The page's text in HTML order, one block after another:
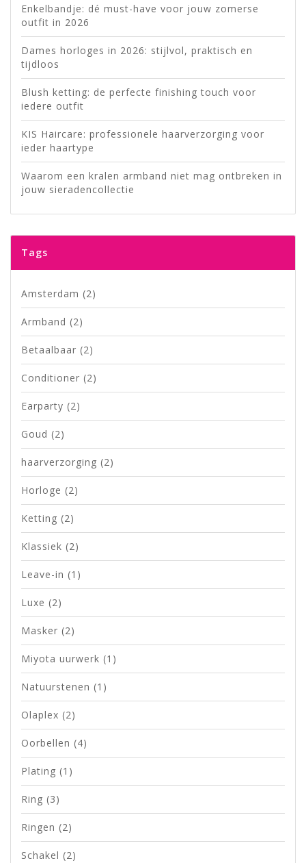
Enkelbandje: dé must-have voor jouw zomerse
outfit in 2026
Dames horloges in 2026: stijlvol, praktisch en
tijdloos
Blush ketting: de perfecte finishing touch voor
iedere outfit
KIS Haircare: professionele haarverzorging voor
ieder haartype
Waarom een kralen armband niet mag ontbreken in
jouw sieradencollectie
Tags
Amsterdam (2)
Armband (2)
Betaalbaar (2)
Conditioner (2)
Earparty (2)
Goud (2)
haarverzorging (2)
Horloge (2)
Ketting (2)
Klassiek (2)
Leave-in (1)
Luxe (2)
Masker (2)
Miyota uurwerk (1)
Natuurstenen (1)
Olaplex (2)
Oorbellen (4)
Plating (1)
Ring (3)
Ringen (2)
Schakel (2)